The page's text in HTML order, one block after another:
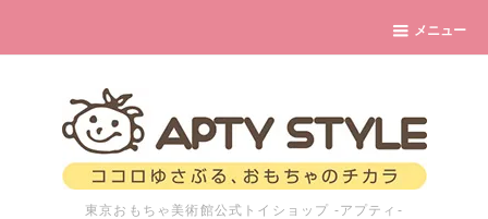
メニュー
東京おもちゃ美術館公式トイショップ -アプティ-